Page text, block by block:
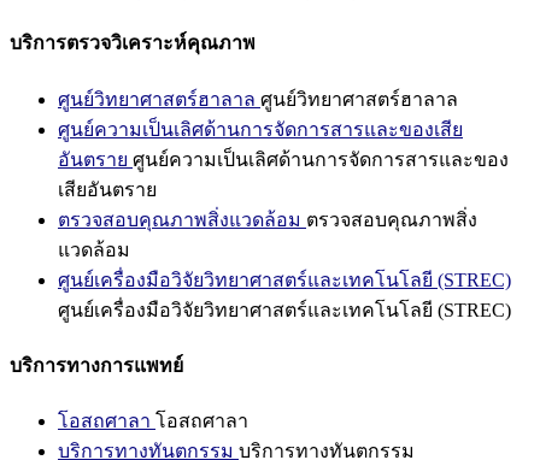
บริการตรวจวิเคราะห์คุณภาพ
ศูนย์วิทยาศาสตร์ฮาลาล ศูนย์วิทยาศาสตร์ฮาลาล
ศูนย์ความเป็นเลิศด้านการจัดการสารและของเสีย
อันตราย ศูนย์ความเป็นเลิศด้านการจัดการสารและของ
เสียอันตราย
ตรวจสอบคุณภาพสิ่งแวดล้อม ตรวจสอบคุณภาพสิ่ง
แวดล้อม
ศูนย์เครื่องมือวิจัยวิทยาศาสตร์และเทคโนโลยี (STREC)
ศูนย์เครื่องมือวิจัยวิทยาศาสตร์และเทคโนโลยี (STREC)
บริการทางการแพทย์
โอสถศาลา โอสถศาลา
บริการทางทันตกรรม บริการทางทันตกรรม